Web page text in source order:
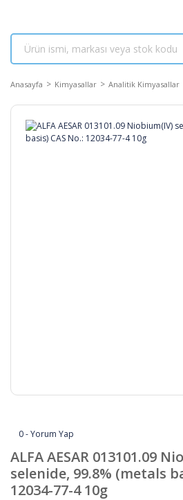
Anasayfa Kimyasallar Analitik Kimyasallar
0 - Yorum Yap
ALFA AESAR 013101.09
selenide, 99.8% (metals
12034-77-4 10g